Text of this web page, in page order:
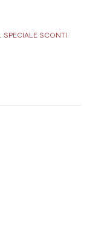
SPECIALE SCONTI